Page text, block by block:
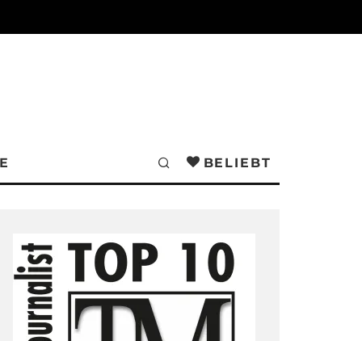
BELIEBT